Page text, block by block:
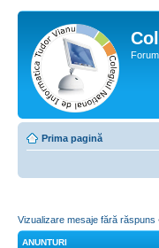
Prima pagină
Vizualizare mesaje fără răspuns
ANUNTURI